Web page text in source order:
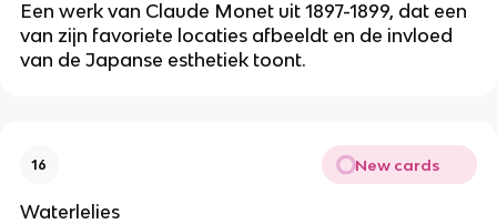
Een werk van Claude Monet uit 1897-1899, dat een
van zijn favoriete locaties afbeeldt en de invloed
van de Japanse esthetiek toont.
16 New cards
Waterlelies